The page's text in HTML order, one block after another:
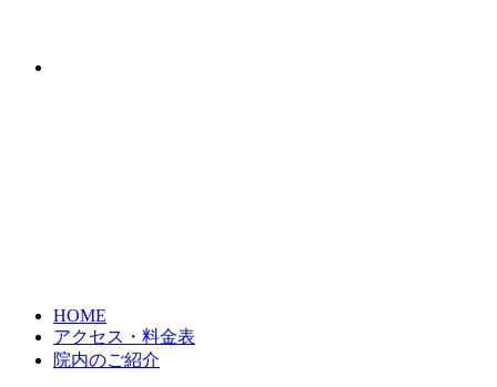
HOME
アクセス・料金表
院内のご紹介